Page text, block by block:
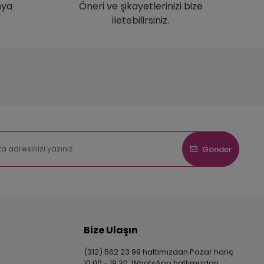
Öneri ve şikayetlerinizi bize
iletebilirsiniz.
Gönder
Bize Ulaşın
(312) 562 23 99 hattımızdan Pazar hariç